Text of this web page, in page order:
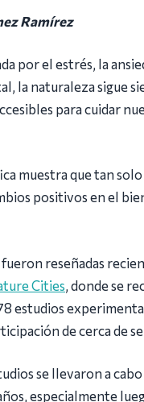
Ramírez
por el estrés, la
la naturaleza sigue
para cuidar
muestra que tan
positivos en el
reseñadas
Cities , donde se
estudios
de cerca de
se llevaron a
especialmente